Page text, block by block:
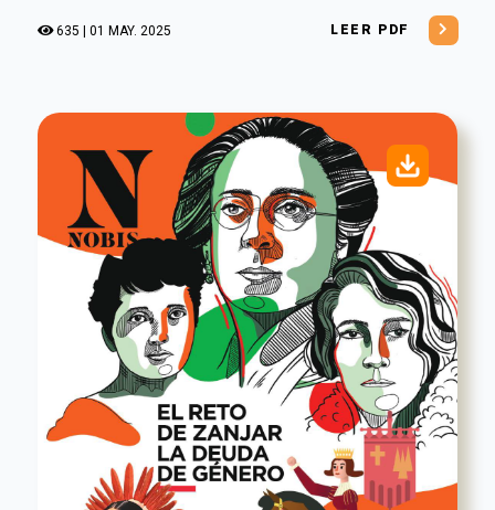
635 | 01 MAY. 2025 LEER PDF